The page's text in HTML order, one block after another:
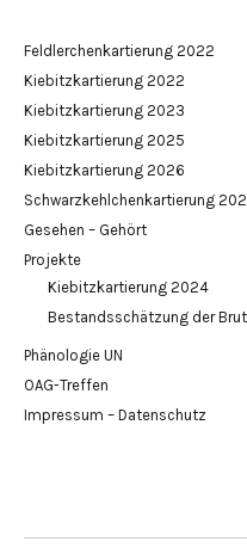
Feldlerchenkartierung 2022
Kiebitzkartierung 2022
Kiebitzkartierung 2023
Kiebitzkartierung 2025
Kiebitzkartierung 2026
Schwarzkehlchenkartierung
Gesehen – Gehört
Projekte
Kiebitzkartierung 2024
Bestandsschätzung der
Phänologie UN
OAG-Treffen
Impressum – Datenschutz